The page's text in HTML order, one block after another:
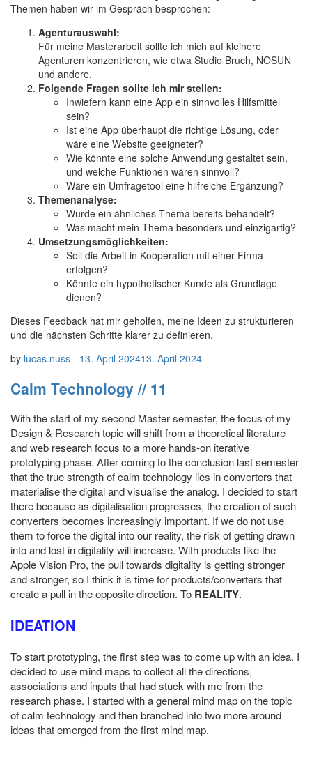
Themen haben wir im Gespräch besprochen:
Agenturauswahl:
Für meine Masterarbeit sollte ich mich auf kleinere
Agenturen konzentrieren, wie etwa Studio Bruch, NOSUN
und andere.
Folgende Fragen sollte ich mir stellen:
Inwiefern kann eine App ein sinnvolles Hilfsmittel
sein?
Ist eine App überhaupt die richtige Lösung, oder
wäre eine Website geeigneter?
Wie könnte eine solche Anwendung gestaltet sein,
und welche Funktionen wären sinnvoll?
Wäre ein Umfragetool eine hilfreiche Ergänzung?
Themenanalyse:
Wurde ein ähnliches Thema bereits behandelt?
Was macht mein Thema besonders und einzigartig?
Umsetzungsmöglichkeiten:
Soll die Arbeit in Kooperation mit einer Firma
erfolgen?
Könnte ein hypothetischer Kunde als Grundlage
dienen?
Dieses Feedback hat mir geholfen, meine Ideen zu strukturieren
und die nächsten Schritte klarer zu definieren.
by lucas.nuss - 13. April 202413. April 2024
Calm Technology // 11
With the start of my second Master semester, the focus of my
Design & Research topic will shift from a theoretical literature
and web research focus to a more hands-on iterative
prototyping phase. After coming to the conclusion last semester
that the true strength of calm technology lies in converters that
materialise the digital and visualise the analog. I decided to start
there because as digitalisation progresses, the creation of such
converters becomes increasingly important. If we do not use
them to force the digital into our reality, the risk of getting drawn
into and lost in digitality will increase. With products like the
Apple Vision Pro, the pull towards digitality is getting stronger
and stronger, so I think it is time for products/converters that
create a pull in the opposite direction. To REALITY.
IDEATION
To start prototyping, the first step was to come up with an idea. I
decided to use mind maps to collect all the directions,
associations and inputs that had stuck with me from the
research phase. I started with a general mind map on the topic
of calm technology and then branched into two more around
ideas that emerged from the first mind map.